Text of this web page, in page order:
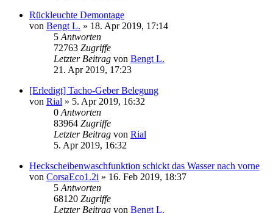
Rückleuchte Demontage
von Bengt L. » 18. Apr 2019, 17:14
5 Antworten
72763 Zugriffe
Letzter Beitrag von Bengt L.
21. Apr 2019, 17:23
[Erledigt] Tacho-Geber Belegung
von Rial » 5. Apr 2019, 16:32
0 Antworten
83964 Zugriffe
Letzter Beitrag von Rial
5. Apr 2019, 16:32
Heckscheibenwaschfunktion schickt das Wasser nach vorne
von CorsaEco1.2i » 16. Feb 2019, 18:37
5 Antworten
68120 Zugriffe
Letzter Beitrag von Bengt L.